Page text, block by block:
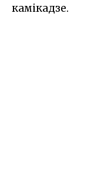
камікадзе.